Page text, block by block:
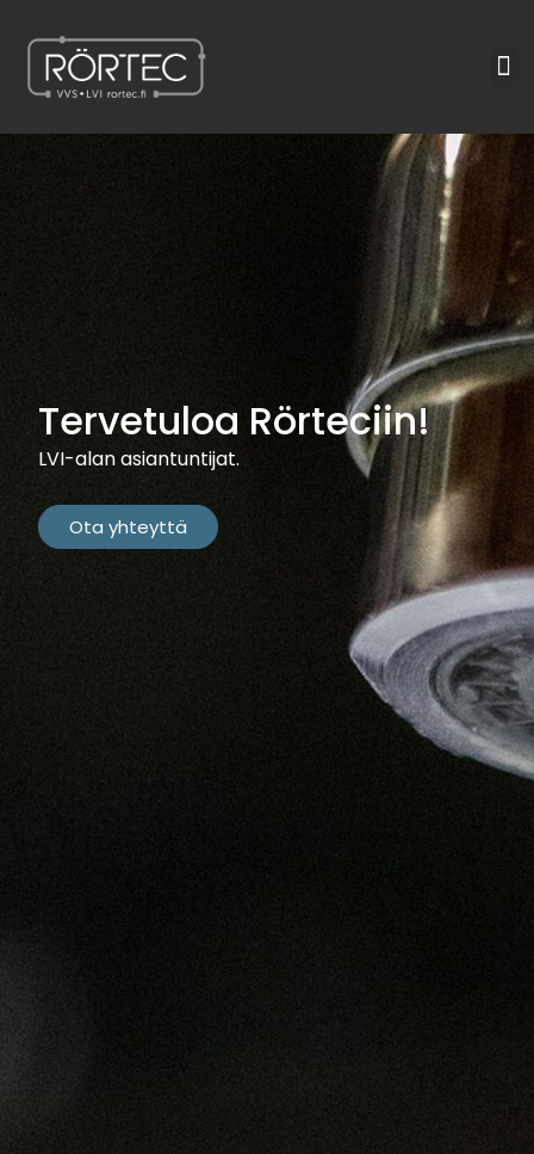
sisältöön
Tervetuloa Rörteciin!
LVI-alan asiantuntijat.
Ota yhteyttä